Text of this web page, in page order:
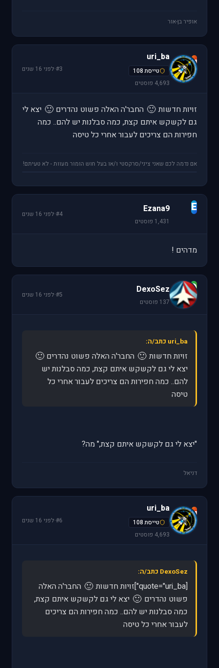
אופיר בן-אור
u
uri_ba
טייסת 108
4,693 פוסטים
#3
·לפני 16 שנים
זויות חדשות 🙂 החבר'ה האלה פשוט נהדרים 🙂 יצא לי
גם לקשקש איתם קצת, כמה סבלנות יש להם.. כמה
חפירות הם צריכים לעבור אחרי כל טיסה
אם נדמה לכם שאני ציני/סרקסטי ו/או בעל חוש הומור מעוות - לא טעיתם!
E
Ezana9
1,431 פוסטים
#4
·לפני 16 שנים
מדהים !
D
DexoSez
137 פוסטים
#5
·לפני 16 שנים
uri_ba כתב/ה:
זויות חדשות 🙂 החבר'ה האלה פשוט נהדרים 🙂
יצא לי גם לקשקש איתם קצת, כמה סבלנות יש
להם.. כמה חפירות הם צריכים לעבור אחרי כל
טיסה
"יצא לי גם לקשקש איתם קצת," מה?
דניאל
u
uri_ba
טייסת 108
4,693 פוסטים
#6
·לפני 16 שנים
DexoSez כתב/ה:
[quote="uri_ba"]זויות חדשות 🙂 החבר'ה האלה
פשוט נהדרים 🙂 יצא לי גם לקשקש איתם קצת,
כמה סבלנות יש להם.. כמה חפירות הם צריכים
לעבור אחרי כל טיסה